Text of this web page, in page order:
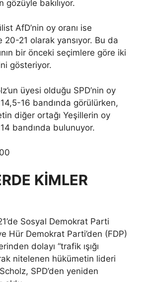
gözüyle bakılıyor.
AfD’nin oy oranı ise
20-21 olarak yansıyor. Bu da
bir önceki seçimlere göre iki
gösteriyor.
üyesi olduğu SPD’nin oy
16 bandında görülürken,
diğer ortağı Yeşillerin oy
bandında bulunuyor.
KİMLER
Sosyal Demokrat Parti
Hür Demokrat Parti’den (FDP)
dolayı “trafik ışığı
nitelenen hükümetin lideri
SPD’den yeniden